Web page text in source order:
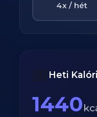
4x / hét
📅 Heti
1440